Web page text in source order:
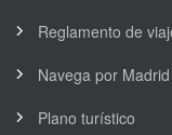
Reglamento de
Navega por Madrid
Plano turístico